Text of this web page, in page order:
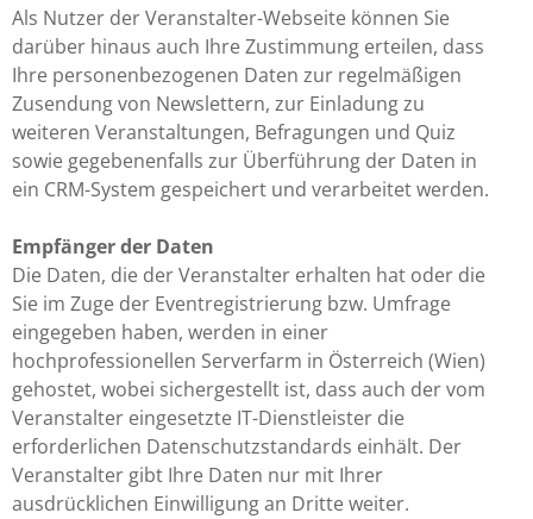
Als Nutzer der Veranstalter-Webseite können Sie
darüber hinaus auch Ihre Zustimmung erteilen, dass
Ihre personenbezogenen Daten zur regelmäßigen
Zusendung von Newslettern, zur Einladung zu
weiteren Veranstaltungen, Befragungen und Quiz
sowie gegebenenfalls zur Überführung der Daten in
ein CRM-System gespeichert und verarbeitet werden.
Empfänger der Daten
Die Daten, die der Veranstalter erhalten hat oder die
Sie im Zuge der Eventregistrierung bzw. Umfrage
eingegeben haben, werden in einer
hochprofessionellen Serverfarm in Österreich (Wien)
gehostet, wobei sichergestellt ist, dass auch der vom
Veranstalter eingesetzte IT-Dienstleister die
erforderlichen Datenschutzstandards einhält. Der
Veranstalter gibt Ihre Daten nur mit Ihrer
ausdrücklichen Einwilligung an Dritte weiter.